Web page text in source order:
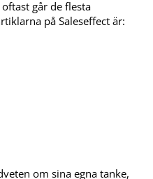
går de flesta
på Saleseffect är:
om sina egna tanke,